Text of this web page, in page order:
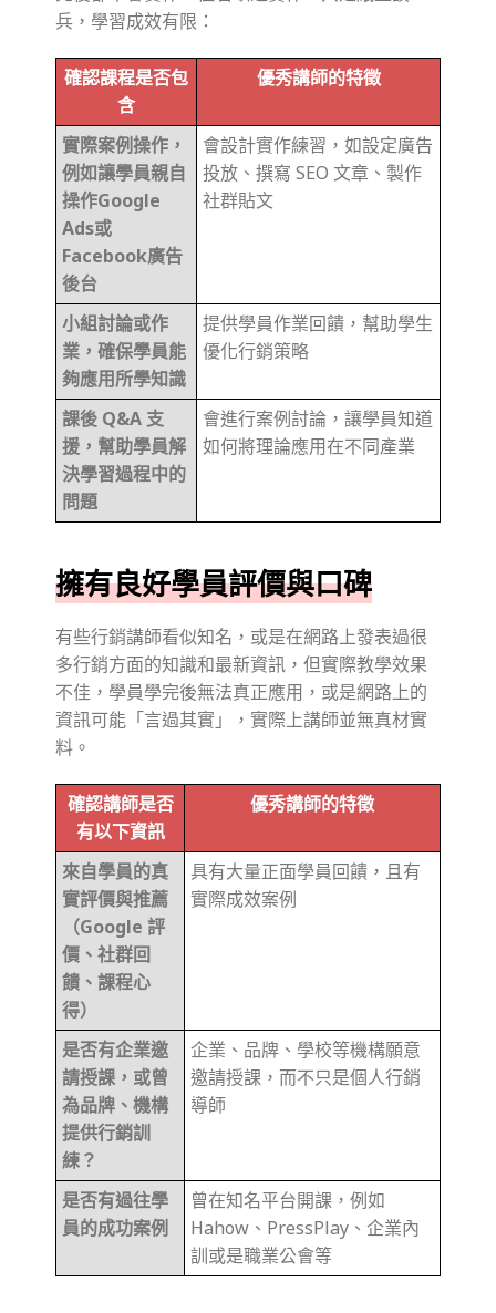
兵，學習成效有限：
確認課程是否包
含
優秀講師的特徵
實際案例操作，
例如讓學員親自
操作Google
Ads或
Facebook廣告
後台
會設計實作練習，如設定廣告
投放、撰寫 SEO 文章、製作
社群貼文
小組討論或作
業，確保學員能
夠應用所學知識
提供學員作業回饋，幫助學生
優化行銷策略
課後 Q&A 支
援，幫助學員解
決學習過程中的
問題
會進行案例討論，讓學員知道
如何將理論應用在不同產業
擁有良好學員評價與口碑
有些行銷講師看似知名，或是在網路上發表過很
多行銷方面的知識和最新資訊，但實際教學效果
不佳，學員學完後無法真正應用，或是網路上的
資訊可能「言過其實」，實際上講師並無真材實
料。
確認講師是否
有以下資訊
優秀講師的特徵
來自學員的真
實評價與推薦
（Google 評
價、社群回
饋、課程心
得）
具有大量正面學員回饋，且有
實際成效案例
是否有企業邀
請授課，或曾
為品牌、機構
提供行銷訓
練？
企業、品牌、學校等機構願意
邀請授課，而不只是個人行銷
導師
是否有過往學
員的成功案例
曾在知名平台開課，例如
Hahow、PressPlay、企業內
訓或是職業公會等